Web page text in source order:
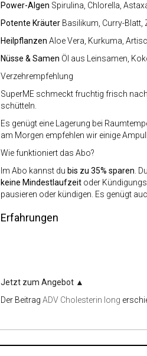
Power-Algen Spirulina, Chlorella,
Potente KräuterBasilikum, Curry-Blatt,
Heilpflanzen Aloe Vera, Kurkuma,
Nüsse & Samen Öl aus Leinsamen,
Verzehrempfehlung
SuperME schmeckt fruchtig frisch
schütteln.
Es genügt eine Lagerung bei
am Morgen empfehlen wir einige
Wie funktioniert das Abo?
Im Abo kannst du bis zu 35% sparen .
keine Mindestlaufzeit oder
pausieren oder kündigen. Es genügt
Erfahrungen
Jetzt zum Angebot▲
Der Beitrag ADV Cholesterin long